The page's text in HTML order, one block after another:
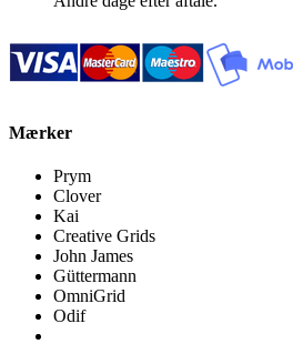
Mærker
Prym
Clover
Kai
Creative Grids
John James
Güttermann
OmniGrid
Odif